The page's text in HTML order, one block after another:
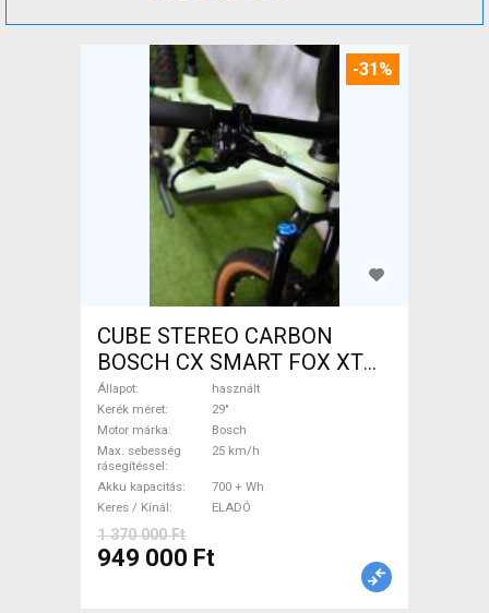
-31%
CUBE STEREO CARBON
BOSCH CX SMART FOX XT
Elektromos Mountain Bike
29" össztelós / fully Bosch
használt ELADÓ
Állapot
használt
Kerék méret
29"
Motor márka
Bosch
Max. sebesség
rásegítéssel
25 km/h
Akku kapacitás
700 + Wh
Keres / Kínál
ELADÓ
1 370 000 Ft
949 000 Ft